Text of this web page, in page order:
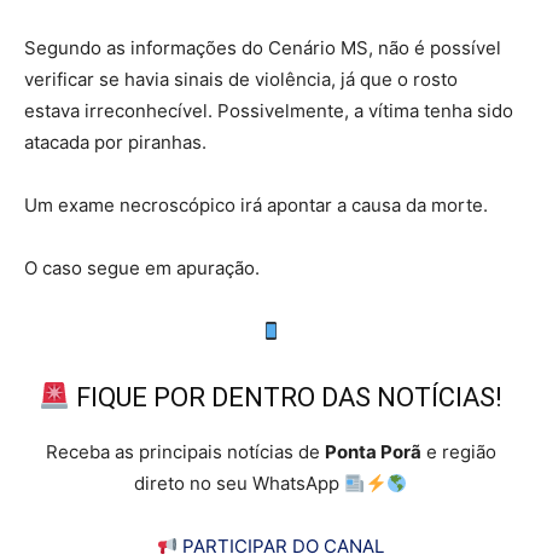
Segundo as informações do Cenário MS, não é possível
verificar se havia sinais de violência, já que o rosto
estava irreconhecível. Possivelmente, a vítima tenha sido
atacada por piranhas.
Um exame necroscópico irá apontar a causa da morte.
O caso segue em apuração.
FIQUE POR DENTRO DAS NOTÍCIAS!
Receba as principais notícias de Ponta Porã e região
direto no seu WhatsApp
PARTICIPAR DO CANAL